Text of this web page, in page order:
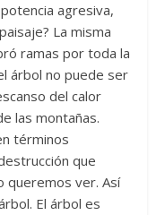
agresiva,
La misma
ramas por toda la
árbol no puede ser
del calor
las montañas.
términos
que
queremos ver. Así
El árbol es